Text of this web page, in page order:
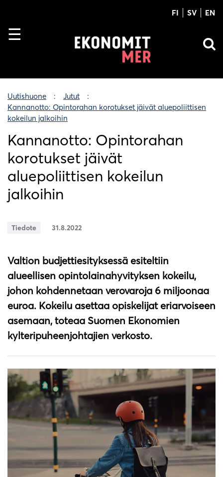
FI SV EN
Uutishuone
Jutut
Kannanotto: Opintorahan korotukset jäivät aluepoliittisen
kokeilun jalkoihin
Kannanotto: Opintorahan
korotukset jäivät
aluepoliittisen kokeilun
jalkoihin
Tiedote 31.8.2022
Valtion budjettiesityksessä esiteltiin
alueellisen opintolainahyvityksen kokeilu,
johon kohdennetaan verovaroja 6 miljoonaa
euroa. Kokeilu asettaa opiskelijat eriarvoiseen
asemaan, toteaa Suomen Ekonomien
kylteripuheenjohtajien verkosto.